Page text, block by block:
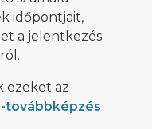
időpontjait,
a jelentkezés
ezeket az
továbbképzés